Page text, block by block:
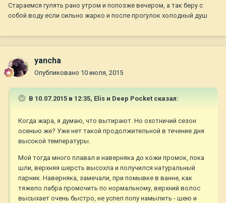
Стараемся гулять рано утром и попозже вечером, а так беру с
собой воду если сильно жарко и после прогулок холодный душ
yancha
Опубликовано 10 июля, 2015
В 10.07.2015 в 12:35, Elis и Deep Pocket сказал:
Когда жара, я думаю, что вытирают. Но охотничий сезон
осенью же? Уже нет такой продолжительной в течение дня
высокой температуры.
Мой тогда много плавал и наверняка до кожи промок, пока
шли, верхняя шерсть высохла и получился натуральный
парник. Наверняка, замечали, при помывке в ванне, как
тяжело лабра промочить по нормальному, верхний волос
высыхает очень быстро, не успел попу намылить - шею и